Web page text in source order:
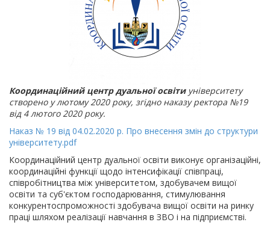
Координаційний центр дуальної освітиуніверситету
створено у лютому 2020 року, згідно наказу ректора №19
від 4 лютого 2020 року.
Наказ № 19 від 04.02.2020 р. Про внесення змін до структури
університету.pdf
Координаційний центр дуальної освіти виконує організаційні,
координаційні функції щодо інтенсифікації співпраці,
співробітництва між університетом, здобувачем вищої
освіти та суб'єктом господарювання, стимулювання
конкурентоспроможності здобувача вищої освіти на ринку
праці шляхом реалізації навчання в ЗВО і на підприємстві.